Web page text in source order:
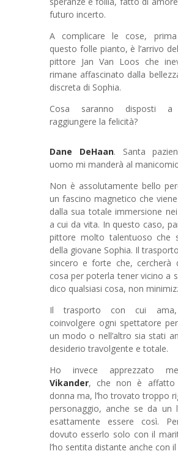
futuro incerto.
A complicare le cose,
questo folle pianto, è l’arrivo
pittore Jan Van Loos che
rimane affascinato dalla
discreta di Sophia.
Cosa saranno disposti
raggiungere la felicità?
Dane DeHaan. Santa
uomo mi manderà al
Non è assolutamente bello
un fascino magnetico che
dalla sua totale immersione
a cui da vita. In questo caso,
pittore molto talentuoso che
della giovane Sophia. Il
sincero e forte che, cercherà
cosa per poterla tener vicino a
dico qualsiasi cosa, non
Il trasporto con cui
coinvolgere ogni spettatore
un modo o nell’altro sia stati
desiderio travolgente e totale.
Ho invece apprezzato
Vikander, che non è affatto
donna ma, l’ho trovato troppo
personaggio, anche se da un
esattamente essere così.
dovuto esserlo solo con il
l’ho sentita distante anche con